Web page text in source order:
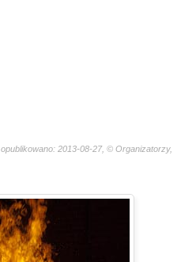
opublikowano: 2013-08-27, © Organizatorzy,